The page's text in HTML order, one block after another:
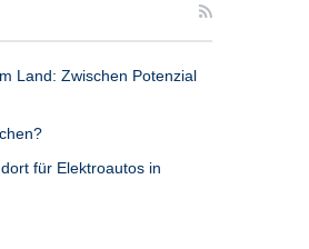
Land: Zwischen Potenzial
für Elektroautos in